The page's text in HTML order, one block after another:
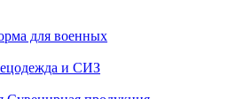
для военных
и СИЗ